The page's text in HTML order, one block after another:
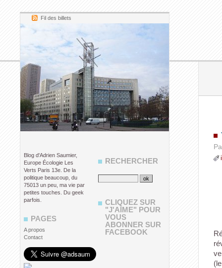
RECHERCHER
CLIQUEZ SUR
"J'AIME" POUR
VOUS
ABONNER SUR
FACEBOOK
Blog d'Adrien Saumier,
Europe Écologie Les
Verts Paris 13e. De la
politique beaucoup, du
75013 un peu, ma vie par
petites touches. Du geek
parfois.
PAGES
A propos
Contact
Fil des billets